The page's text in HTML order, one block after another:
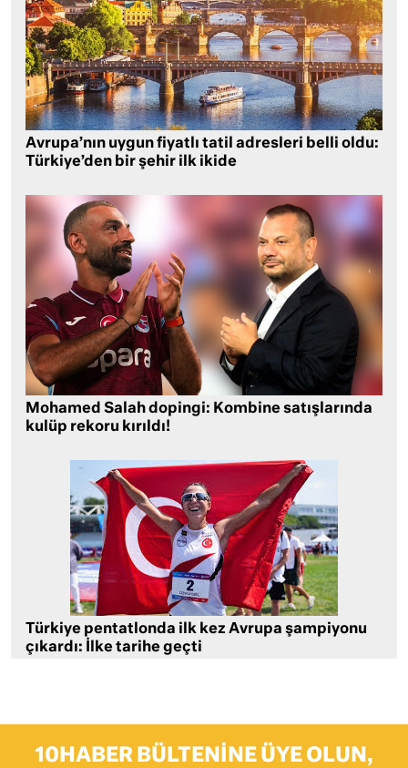
Avrupa’nın uygun fiyatlı tatil adresleri belli oldu:
Türkiye’den bir şehir ilk ikide
Mohamed Salah dopingi: Kombine satışlarında
kulüp rekoru kırıldı!
Türkiye pentatlonda ilk kez Avrupa şampiyonu
çıkardı: İlke tarihe geçti
10HABER BÜLTENINE ÜYE OLUN,